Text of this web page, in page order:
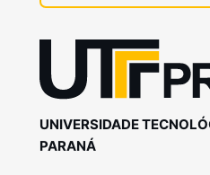
UNIVERSIDADE
PARANÁ